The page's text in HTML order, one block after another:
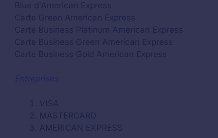
Blue d'American Express
Carte Green American Express
Carte Business Platinum American Express
Carte Business Green American Express
Carte Business Gold American Express
VISA
MASTERCARD
AMERICAN EXPRESS